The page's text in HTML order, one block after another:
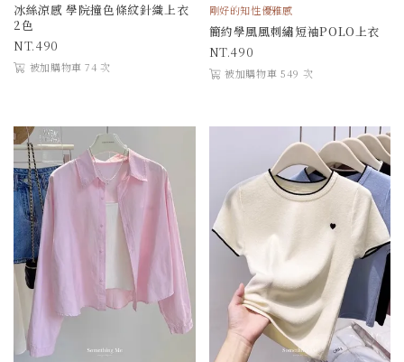
冰絲涼感 學院撞色條紋針織上衣
2色
490
被加購物車 74 次
剛好的知性優雅感
簡約學風風刺繡短袖POLO上衣
490
被加購物車 549 次